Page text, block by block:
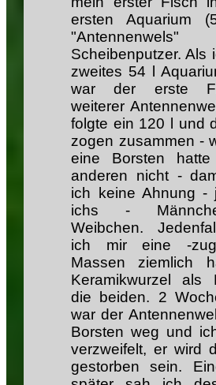
ersten Aquarium
Scheibenputzer. Als
zweites 54 l
war der erste
weiterer
folgte ein 120 l und
zogen zusammen -
eine Borsten
anderen nicht -
ich keine Ahnung -
ichs -
Weibchen.
ich mir eine -
Massen ziemlich
Keramikwurzel als
die beiden. 2
war der
Borsten weg und
verzweifelt, er wird
gestorben sein.